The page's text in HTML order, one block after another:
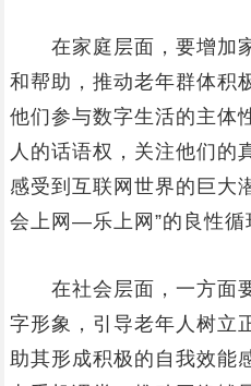
在家庭层面，要增加
和帮助，推动老年群体积
他们参与数字生活的主体
人的话语权，关注他们的
感受到互联网世界的巨大
会上网—乐上网”的良性循
在社会层面，一方面
字形象，引导老年人树立
助其形成积极的自我效能